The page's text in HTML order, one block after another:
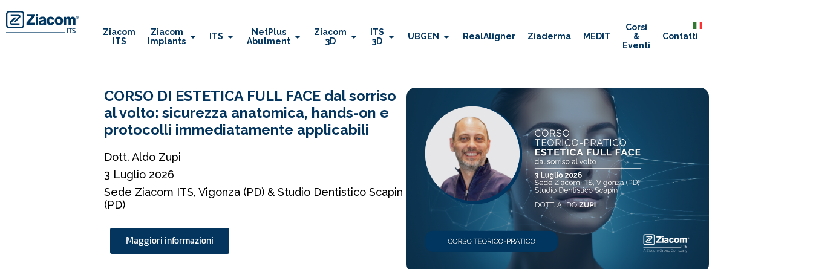
Italian
Ziacom
ITS
Ziacom
Implants
ITS
NetPlus
Abutment
Ziacom
3D
ITS
3D
UBGEN RealAligner Ziaderma MEDIT
Corsi
&
Eventi
Contatti
CORSO DI ESTETICA FULL FACE dal sorriso
al volto: sicurezza anatomica, hands-on e
protocolli immediatamente applicabili
Dott. Aldo Zupi
3 Luglio 2026
Sede Ziacom ITS, Vigonza (PD) & Studio Dentistico Scapin
(PD)
Maggiori informazioni